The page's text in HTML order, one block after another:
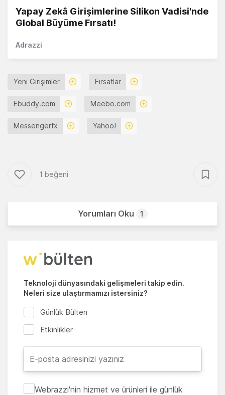
Yapay Zekâ Girişimlerine Silikon Vadisi'nde
Global Büyüme Fırsatı!
Adrazzi
Yeni Girişimler Fırsatlar
Ebuddy.com Meebo.com
Messengerfx Yahoo!
1 beğeni
Yorumları Oku 1
Teknoloji dünyasındaki gelişmeleri takip edin.
Neleri size ulaştırmamızı istersiniz?
Günlük Bülten
Etkinlikler
Webrazzi'nin hizmet ve ürünleri ile günlük